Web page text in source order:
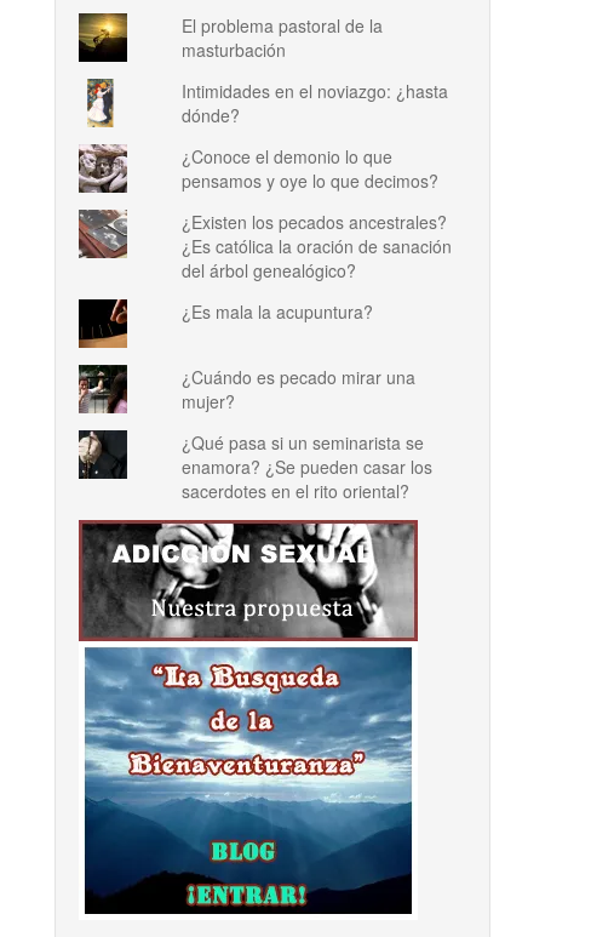
El problema pastoral de la
masturbación
Intimidades en el noviazgo: ¿hasta
dónde?
¿Conoce el demonio lo que
pensamos y oye lo que decimos?
¿Existen los pecados ancestrales?
¿Es católica la oración de sanación
del árbol genealógico?
¿Es mala la acupuntura?
¿Cuándo es pecado mirar una
mujer?
¿Qué pasa si un seminarista se
enamora? ¿Se pueden casar los
sacerdotes en el rito oriental?